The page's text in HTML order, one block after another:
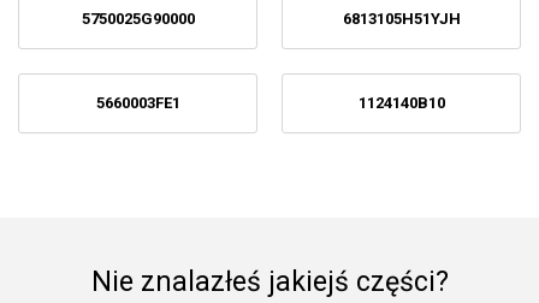
5750025G90000 6813105H51YJH
5660003FE1 1124140B10
Nie znalazłeś jakiejś części?